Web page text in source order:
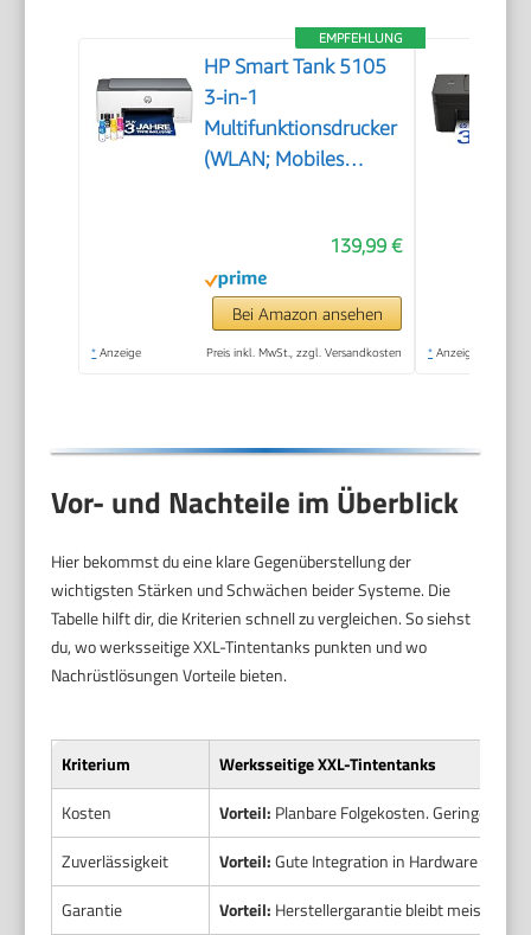
EMPFEHLUNG
HP Smart Tank 5105
3-in-1
Multifunktionsdrucker
(WLAN; Mobiles
Jahre Garantie,
großer Tintentank,
hohe Reichweite,
Drucken in hoher
139,99 €
Bei Amazon ansehen
* Anzeige Preis inkl. MwSt., zzgl. Versandkosten * Anzeige
Vor- und Nachteile im Überblick
Hier bekommst du eine klare Gegenüberstellung der
wichtigsten Stärken und Schwächen beider Systeme. Die
Tabelle hilft dir, die Kriterien schnell zu vergleichen. So siehst
du, wo werksseitige XXL-Tintentanks punkten und wo
Nachrüstlösungen Vorteile bieten.
Kriterium
Werksseitige XXL-Tintentanks
Kosten
Vorteil: Planbare Folgekosten. Geringer
Zuverlässigkeit
Vorteil:Gute Integration in Hardware und
Garantie
Vorteil: Herstellergarantie bleibt meist